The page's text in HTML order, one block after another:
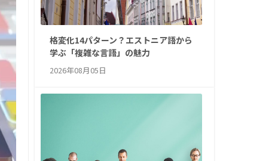
格変化14パターン？エストニア語から
学ぶ「複雑な言語」の魅力
2026年08月05日